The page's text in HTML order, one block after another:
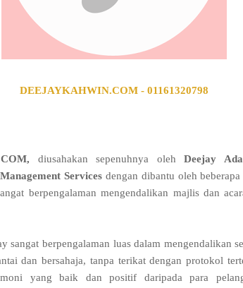
DEEJAYKAHWIN.COM - 01161320798
diusahakan sepenuhnya olehDeejay
Services dengan dibantu oleh
berpengalaman mengendalikan majlis dan
sangat berpengalaman luas dalam mengendalikan
dan bersahaja, tanpa terikat dengan protokol
yang baik dan positif daripada para